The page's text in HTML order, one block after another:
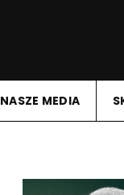
NASZE MEDIA